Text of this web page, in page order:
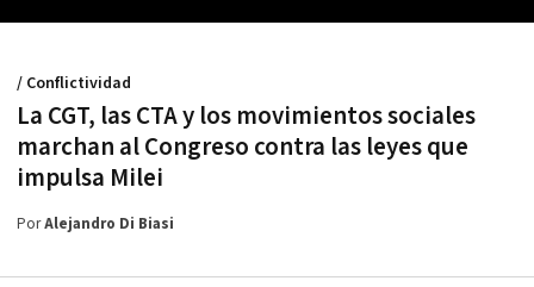
La CGT, las CTA y los movimientos sociales
marchan al Congreso contra las leyes que
impulsa Milei
/ Conflictividad
PorAlejandro Di Biasi